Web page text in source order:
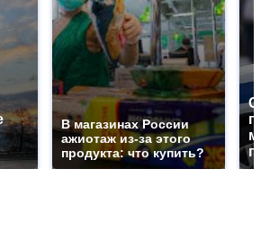
В магазинах России
ажиотаж из-за этого
продукта: что купить?